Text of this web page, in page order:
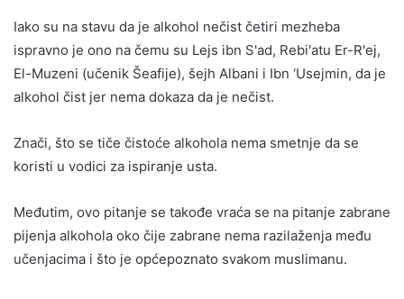
Iako su na stavu da je alkohol nečist četiri mezheba
ispravno je ono na čemu su Lejs ibn S'ad, Rebi'atu Er-R'ej,
El-Muzeni (učenik Šeafije), šejh Albani i Ibn ‘Usejmin, da je
alkohol čist jer nema dokaza da je nečist.
Znači, što se tiče čistoće alkohola nema smetnje da se
koristi u vodici za ispiranje usta.
Međutim, ovo pitanje se takođe vraća se na pitanje zabrane
pijenja alkohola oko čije zabrane nema razilaženja među
učenjacima i što je općepoznato svakom muslimanu.